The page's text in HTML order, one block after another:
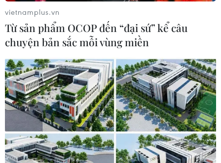
vietnamplus.vn
Từ sản phẩm OCOP đến “đại sứ” kể câu
chuyện bản sắc mỗi vùng miền